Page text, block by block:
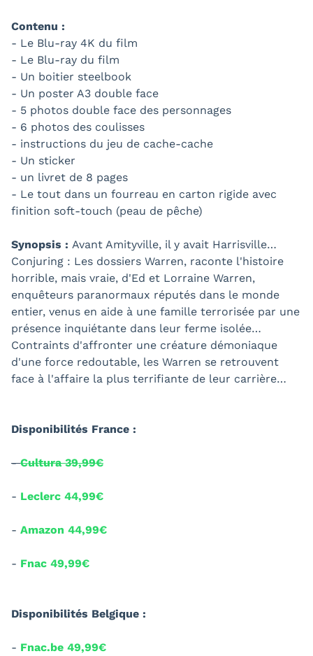
Contenu :
- Le Blu-ray 4K du film
- Le Blu-ray du film
- Un boitier steelbook
- Un poster A3 double face
- 5 photos double face des personnages
- 6 photos des coulisses
- instructions du jeu de cache-cache
- Un sticker
- un livret de 8 pages
- Le tout dans un fourreau en carton rigide avec
finition soft-touch (peau de pêche)
Synopsis : Avant Amityville, il y avait Harrisville…
Conjuring : Les dossiers Warren, raconte l'histoire
horrible, mais vraie, d'Ed et Lorraine Warren,
enquêteurs paranormaux réputés dans le monde
entier, venus en aide à une famille terrorisée par une
présence inquiétante dans leur ferme isolée…
Contraints d'affronter une créature démoniaque
d'une force redoutable, les Warren se retrouvent
face à l'affaire la plus terrifiante de leur carrière…
Disponibilités France :
-Cultura 39,99€
- Leclerc 44,99€
- Amazon 44,99€
- Fnac 49,99€
Disponibilités Belgique :
- Fnac.be 49,99€